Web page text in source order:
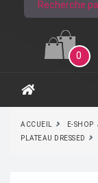
0
ACCUEIL E-SHOP
PLATEAU DRESSED